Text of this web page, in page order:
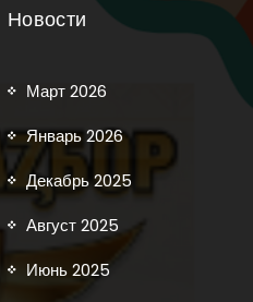
Новости
Март 2026
Январь 2026
Декабрь 2025
Август 2025
Июнь 2025